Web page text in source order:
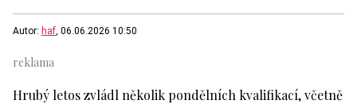
Autor: haf , 06.06.2026 10:50
Hrubý letos zvládl několik pondělních kvalifikací, včetně